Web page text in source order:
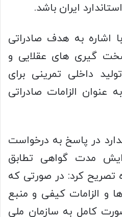
ایران باشد.
اشاره به هدف صادراتی
گیری های عقلایی و
داخلی تمرینی برای
عنوان الزامات صادراتی
در پاسخ به درخواست
مدت گواهی تطابق
تصریح کرد: در صورتی که
و الزامات کیفی و منبع
کامل به سازمان ملی